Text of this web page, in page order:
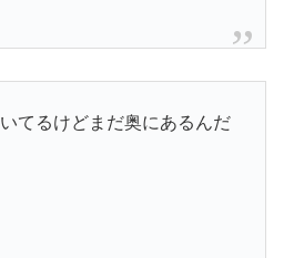
てるけどまだ奥にあるんだ